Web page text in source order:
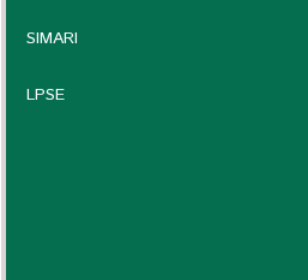
SIMARI
LPSE